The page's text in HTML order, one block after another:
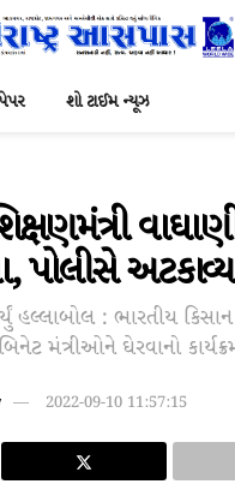
શો ટાઈમ ન્યૂઝ
પોલીસે
હલ્લાબોલ : ભારતીય
મંત્રીઓને ઘેરવાનો
2022-09-10 11:57:15